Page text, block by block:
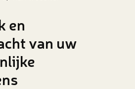
en
van uw